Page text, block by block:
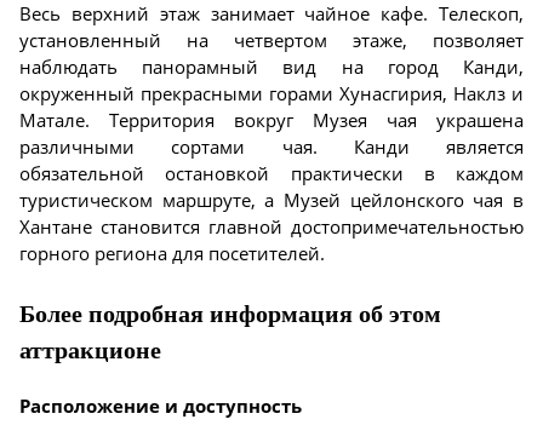
Весь верхний этаж занимает чайное кафе. Телескоп,
установленный на четвертом этаже, позволяет
наблюдать панорамный вид на город Канди,
окруженный прекрасными горами Хунасгирия, Наклз и
Матале. Территория вокруг Музея чая украшена
различными сортами чая. Канди является
обязательной остановкой практически в каждом
туристическом маршруте, а Музей цейлонского чая в
Хантане становится главной достопримечательностью
горного региона для посетителей.
Более подробная информация об этом
аттракционе
Расположение и доступность